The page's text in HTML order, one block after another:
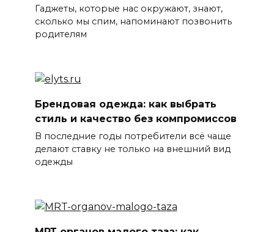
Гаджеты, которые нас окружают, знают,
сколько мы спим, напоминают позвонить
родителям
Брендовая одежда: как выбрать
стиль и качество без компромиссов
В последние годы потребители всё чаще
делают ставку не только на внешний вид
одежды